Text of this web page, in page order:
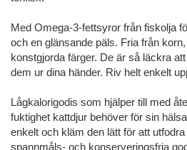
Med Omega-3-fettsyror från fiskolja
och en glänsande päls. Fria från
konstgjorda färger. De är så läckra
dem ur dina händer. Riv helt enkelt
Lågkalorigodis som hjälper till med
fuktighet kattdjur behöver för sin
enkelt och kläm den lätt för att
spannmåls- och konserveringsfria